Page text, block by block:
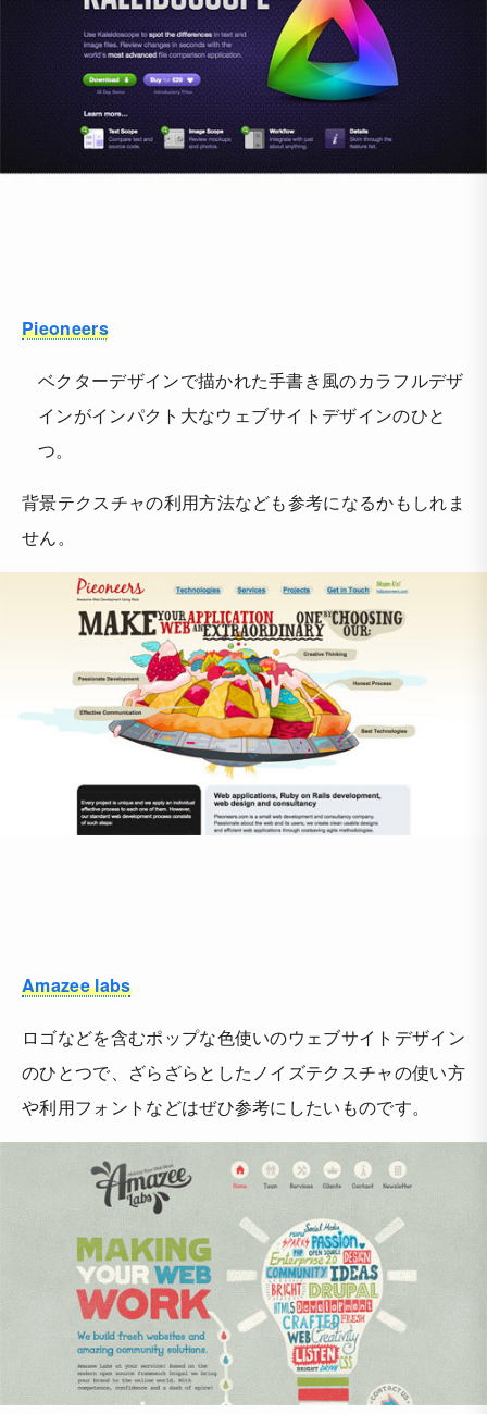
Pieoneers
ベクターデザインで描かれた手書き風のカラフルデザ
インがインパクト大なウェブサイトデザインのひと
つ。
背景テクスチャの利用方法なども参考になるかもしれま
せん。
Amazee labs
ロゴなどを含むポップな色使いのウェブサイトデザイン
のひとつで、ざらざらとしたノイズテクスチャの使い方
や利用フォントなどはぜひ参考にしたいものです。